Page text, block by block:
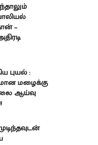
–
புயல் :
மழைக்கு
ஆய்வு